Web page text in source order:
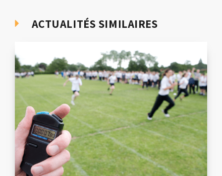
ACTUALITÉS SIMILAIRES